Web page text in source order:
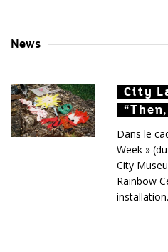
News
City
City
City
Dans le
Week »
City
Rainbow